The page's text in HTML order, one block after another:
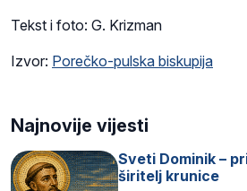
Tekst i foto: G. Krizman
Izvor: Porečko-pulska biskupija
Najnovije vijesti
Sveti Dominik –
širitelj krunice